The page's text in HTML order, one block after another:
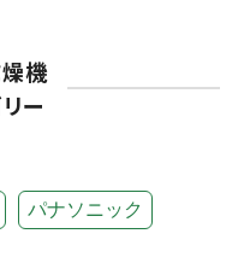
機
ー
パナソニック